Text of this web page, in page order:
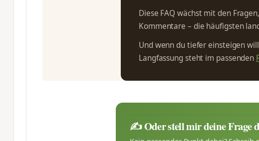
Diese FAQ wächst mit den
Kommentare – die häufigsten
Und wenn du tiefer einsteigen
Langfassung steht im passenden
✍️ Oder stell mir deine Frage